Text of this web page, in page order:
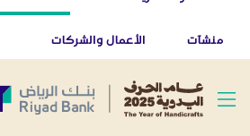
أخبار صحفية - المركز
تطبيق بنك الرياض
منشآت الأعمال والشركات